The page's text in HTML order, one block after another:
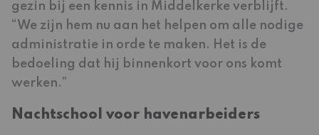
gezin bij een kennis in Middelkerke verblijft.
“We zijn hem nu aan het helpen om alle nodige
administratie in orde te maken. Het is de
bedoeling dat hij binnenkort voor ons komt
werken.”
Nachtschool voor havenarbeiders